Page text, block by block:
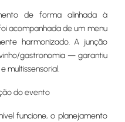
de forma alinhada à
acompanhada de um menu
harmonizado. A junção
gastronomia — garantiu
multissensorial.
do evento
funcione, o planejamento